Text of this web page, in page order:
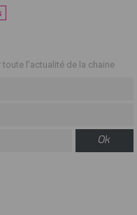
l'actualité de la chaine
Ok